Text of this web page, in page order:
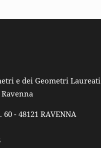
e dei Geometri Laureati
- 48121 RAVENNA